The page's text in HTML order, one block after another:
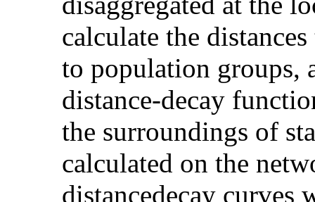
calculate the
to population groups,
distance-decay
the surroundings of
calculated on the
distancedecay curves